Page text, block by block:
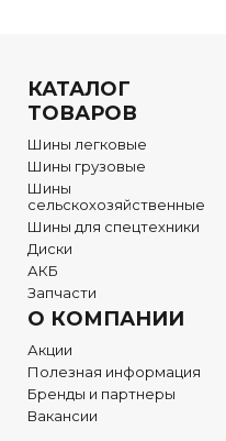
КАТАЛОГ
ТОВАРОВ
Шины легковые
Шины грузовые
Шины
сельскохозяйственные
Шины для спецтехники
Диски
АКБ
Запчасти
О КОМПАНИИ
Акции
Полезная информация
Бренды и партнеры
Вакансии